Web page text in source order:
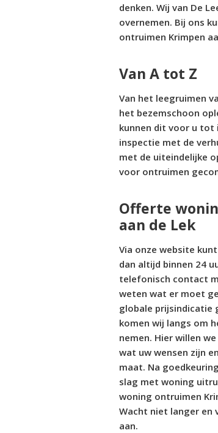
denken. Wij van De
overnemen. Bij ons
ontruimen Krimpen
Van A tot Z
Van het leegruimen
het bezemschoon
kunnen dit voor u tot
inspectie met de
met de uiteindelijke
voor ontruimen
Offerte
aan de Lek
Via onze website
dan altijd binnen 24
telefonisch contact
weten wat er moet
globale prijsindicatie
komen wij langs om
nemen. Hier willen
wat uw wensen zijn
maat. Na
slag met woning
woning ontruimen
Wacht niet langer en
aan.